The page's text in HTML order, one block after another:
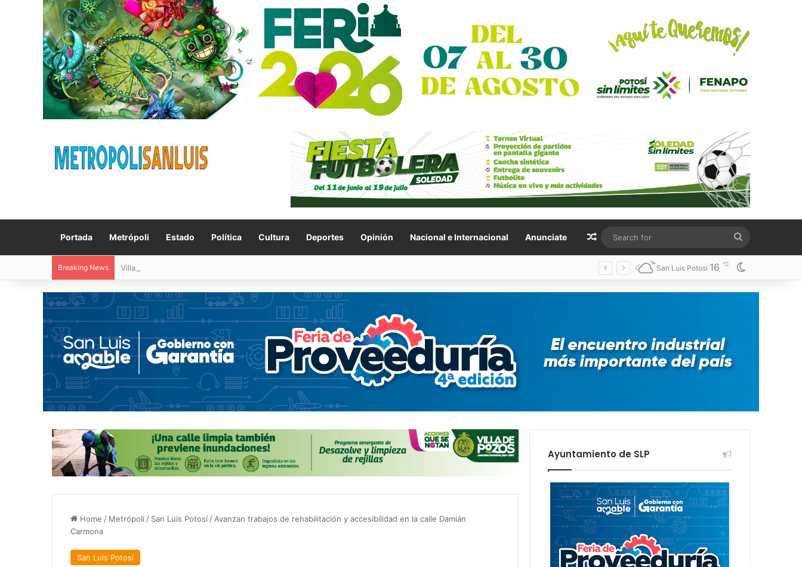
Portada Metrópoli Estado Política Cultura Deportes Opinión Nacional e Internacional Anunciate Random Article
for
Breaking News Villa de Pozos reporta reducción del 50 % en incendios forestales y de pastizales San Luis Potosí 16 ℃
Home / Metrópoli / San Luis Potosí / Avanzan trabajos de rehabilitación y accesibilidad en la calle Damián
Carmona
San Luis Potosí
Ayuntamiento de SLP